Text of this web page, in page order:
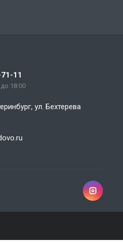
11
18:00
ул. Бехтерева